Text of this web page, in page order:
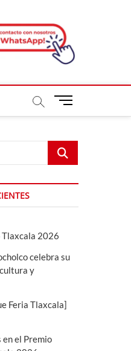
B
ó
n
d
e
Buscar...
2026
celebra su
y
Feria Tlaxcala]
en el Premio